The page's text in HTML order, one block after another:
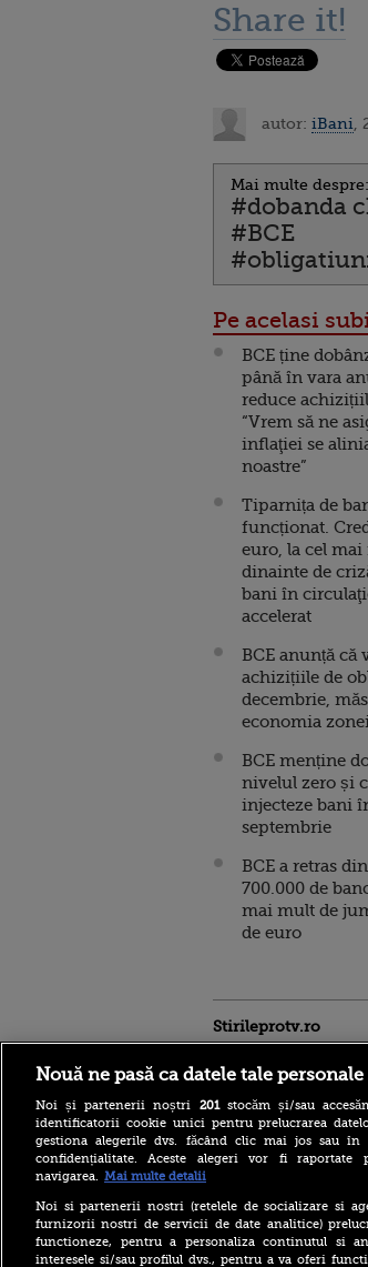
Share it!
autor: iBani
Mai multe despre:
#dobanda
#BCE
Pe acelasi
BCE ține
până în vara
reduce
“Vrem să ne
inflaţiei se
noastre”
Tiparnița de
funcționat.
euro, la cel
dinainte de
bani în
accelerat
BCE anunță că
achizițiile de
decembrie,
economia
BCE menține
nivelul zero și
injecteze bani
septembrie
BCE a retras
700.000 de
mai mult de
de euro
Stirileprotv.ro
Care este mâncarea
preferată a lui Florin
Dumitrescu. Juratul
Nouă ne pasă ca datele tale
Noi și partenerii noștri 201stocăm și/sau
identificatorii cookie unici pentru prelucrarea
gestiona alegerile dvs. făcând clic mai jos sau
confidențialitate. Aceste alegeri vor fi
navigarea. Mai multe detalii
Noi si partenerii nostri (retelele de socializare si
furnizorii nostri de servicii de date analitice)
functioneze, pentru a personaliza continutul si
interesele si/sau profilul dvs., pentru a va oferi